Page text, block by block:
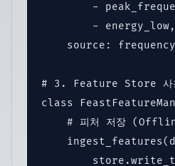
-
-
source:
# 3. Feature Store 사
class
# 피처 저장